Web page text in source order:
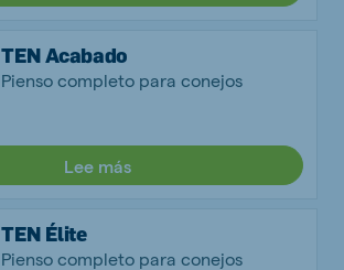
TEN Acabado
Pienso completo para conejos
Lee más
TEN Élite
Pienso completo para conejos